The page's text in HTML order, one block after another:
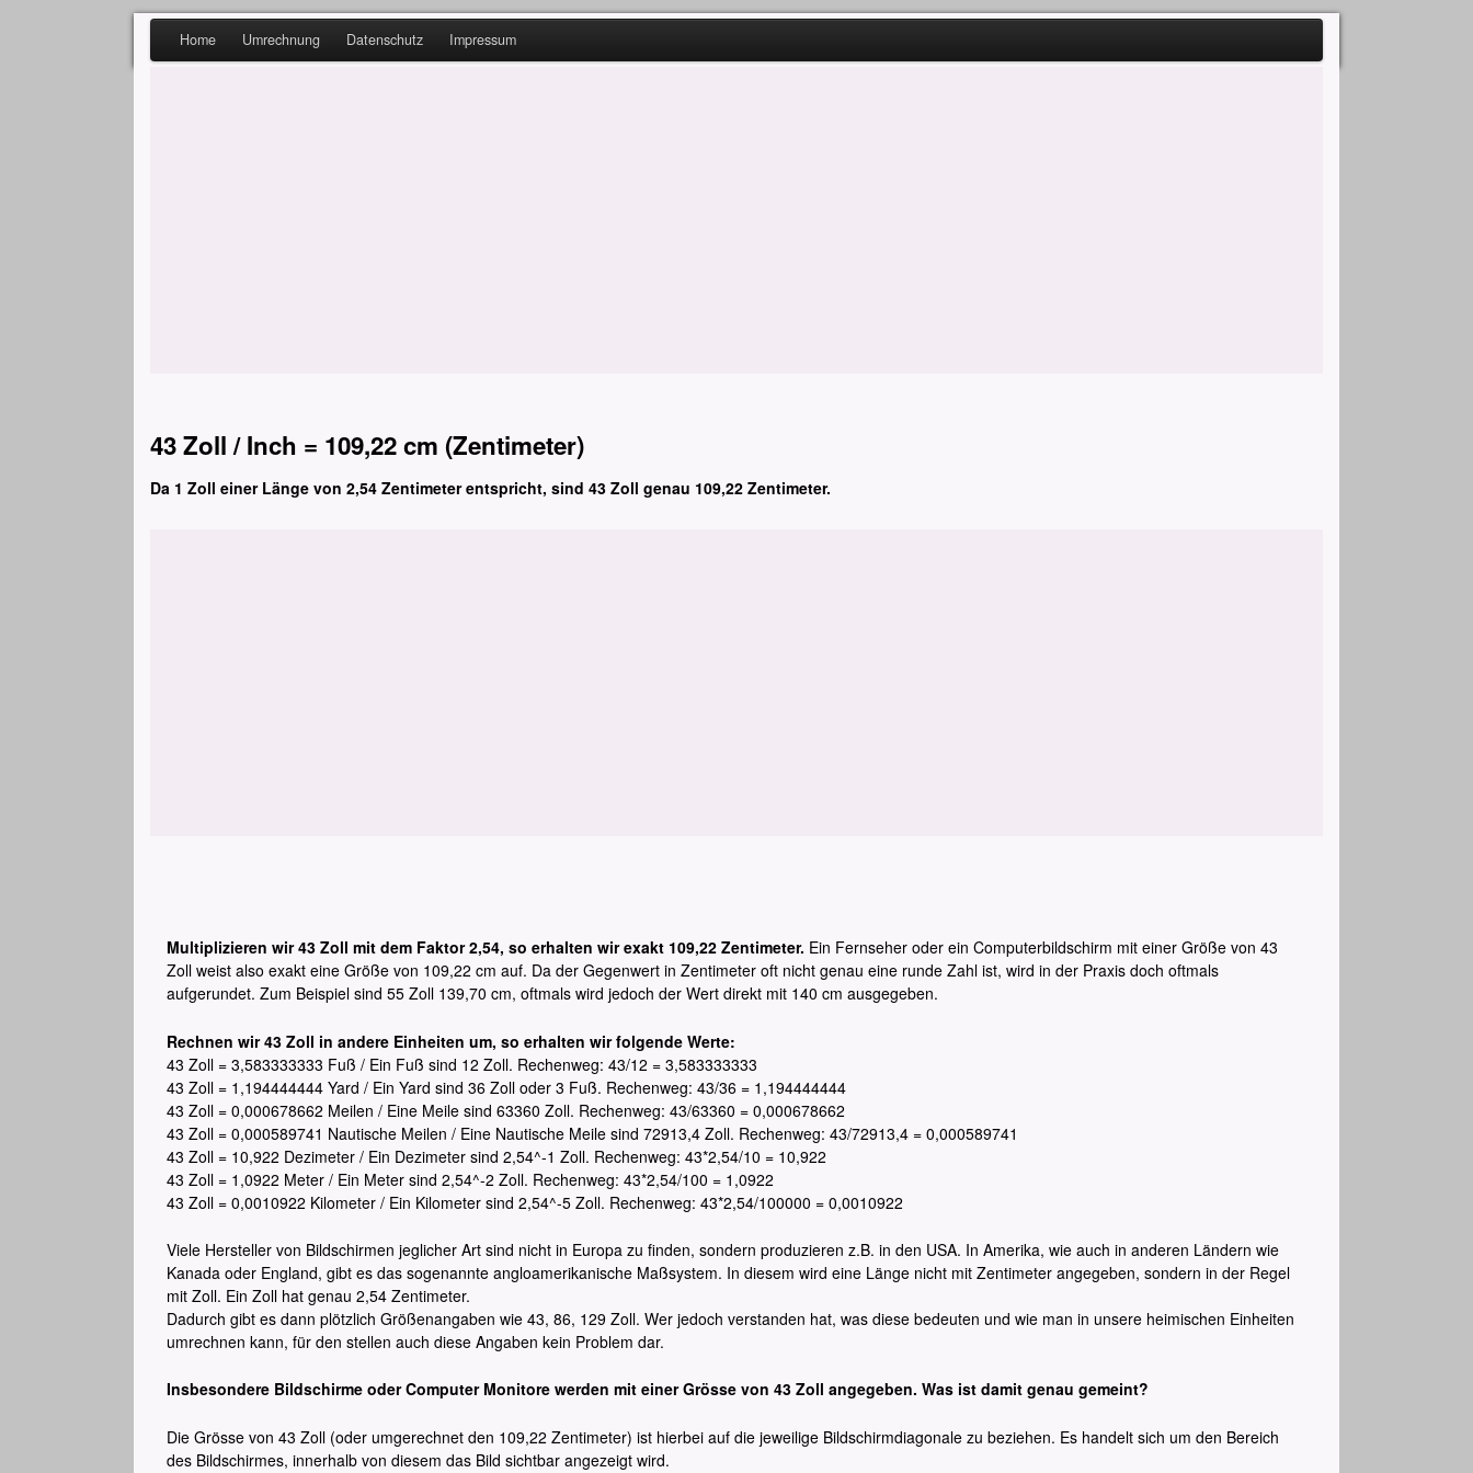
Home Umrechnung Datenschutz Impressum
43 Zoll / Inch = 109,22 cm (Zentimeter)
Da 1 Zoll einer Länge von 2,54 Zentimeter entspricht, sind 43 Zoll genau 109,22 Zentimeter.
Multiplizieren wir 43 Zoll mit dem Faktor 2,54, so erhalten wir exakt 109,22 Zentimeter. Ein Fernseher oder ein Computerbildschirm mit einer Größe von 43
Zoll weist also exakt eine Größe von 109,22 cm auf. Da der Gegenwert in Zentimeter oft nicht genau eine runde Zahl ist, wird in der Praxis doch oftmals
aufgerundet. Zum Beispiel sind 55 Zoll 139,70 cm, oftmals wird jedoch der Wert direkt mit 140 cm ausgegeben.
Rechnen wir 43 Zoll in andere Einheiten um, so erhalten wir folgende Werte:
43 Zoll = 3,583333333 Fuß / Ein Fuß sind 12 Zoll. Rechenweg: 43/12 = 3,583333333
43 Zoll = 1,194444444 Yard / Ein Yard sind 36 Zoll oder 3 Fuß. Rechenweg: 43/36 = 1,194444444
43 Zoll = 0,000678662 Meilen / Eine Meile sind 63360 Zoll. Rechenweg: 43/63360 = 0,000678662
43 Zoll = 0,000589741 Nautische Meilen / Eine Nautische Meile sind 72913,4 Zoll. Rechenweg: 43/72913,4 = 0,000589741
43 Zoll = 10,922 Dezimeter / Ein Dezimeter sind 2,54^-1 Zoll. Rechenweg: 43*2,54/10 = 10,922
43 Zoll = 1,0922 Meter / Ein Meter sind 2,54^-2 Zoll. Rechenweg: 43*2,54/100 = 1,0922
43 Zoll = 0,0010922 Kilometer / Ein Kilometer sind 2,54^-5 Zoll. Rechenweg: 43*2,54/100000 = 0,0010922
Viele Hersteller von Bildschirmen jeglicher Art sind nicht in Europa zu finden, sondern produzieren z.B. in den USA. In Amerika, wie auch in anderen Ländern wie
Kanada oder England, gibt es das sogenannte angloamerikanische Maßsystem. In diesem wird eine Länge nicht mit Zentimeter angegeben, sondern in der Regel
mit Zoll. Ein Zoll hat genau 2,54 Zentimeter.
Dadurch gibt es dann plötzlich Größenangaben wie 43, 86, 129 Zoll. Wer jedoch verstanden hat, was diese bedeuten und wie man in unsere heimischen Einheiten
umrechnen kann, für den stellen auch diese Angaben kein Problem dar.
Insbesondere Bildschirme oder Computer Monitore werden mit einer Grösse von 43 Zoll angegeben. Was ist damit genau gemeint?
Die Grösse von 43 Zoll (oder umgerechnet den 109,22 Zentimeter) ist hierbei auf die jeweilige Bildschirmdiagonale zu beziehen. Es handelt sich um den Bereich
des Bildschirmes, innerhalb von diesem das Bild sichtbar angezeigt wird.